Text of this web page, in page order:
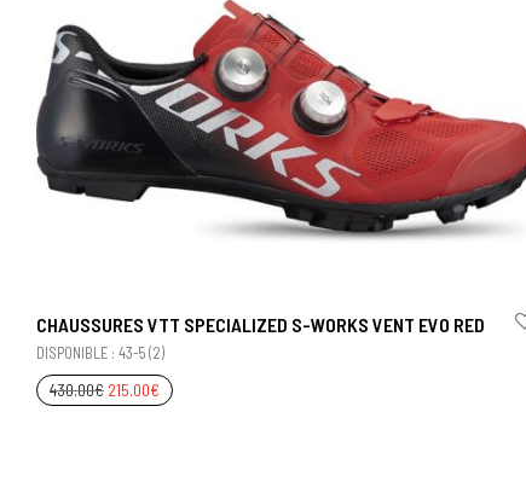
CHAUSSURES VTT SPECIALIZED S-WORKS VENT EVO RED
DISPONIBLE : 43-5 (2)
430.00€ 215.00€